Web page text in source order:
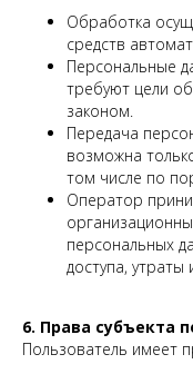
Обработка
средств
Персональные
требуют цели
законом.
Передача
возможна
том числе по
Оператор
персональных
доступа, утраты
6. Права субъекта
Пользователь имеет